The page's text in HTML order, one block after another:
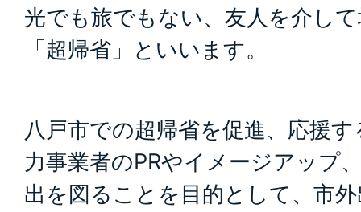
光でも旅でもない、友人を介し
「超帰省」といいます。
八戸市での超帰省を促進、応援
力事業者のPRやイメージアップ
出を図ることを目的として、市